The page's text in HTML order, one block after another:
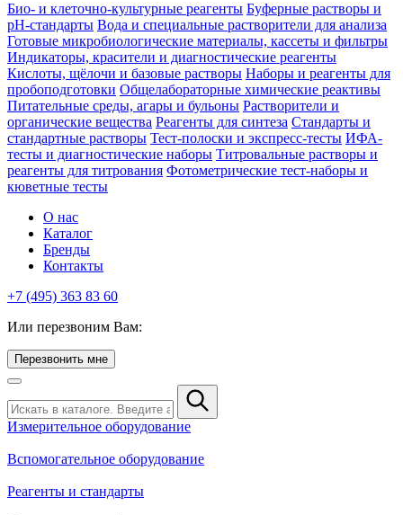
Био- и клеточно-культурные реагенты Буферные растворы и
pH-стандарты Вода и специальные растворители для анализа
Готовые микробиологические материалы, кассеты и фильтры
Индикаторы, красители и диагностические реагенты
Кислоты, щёлочи и базовые растворы Наборы и реагенты для
пробоподготовки Общелабораторные химические реактивы
Питательные среды, агары и бульоны Растворители и
органические вещества Реагенты для синтеза Стандарты и
стандартные растворы Тест-полоски и экспресс-тесты ИФА-
тесты и диагностические наборы Титровальные растворы и
реагенты для титрования Фотометрические тест-наборы и
кюветные тесты
О нас
Каталог
Бренды
Контакты
+7 (495) 363 83 60
Или перезвоним Вам:
Перезвонить мне
Измерительное оборудование
Вспомогательное оборудование
Реагенты и стандарты